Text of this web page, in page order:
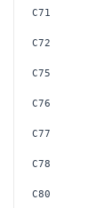
C71
C72
C75
C76
C77
C78
C80